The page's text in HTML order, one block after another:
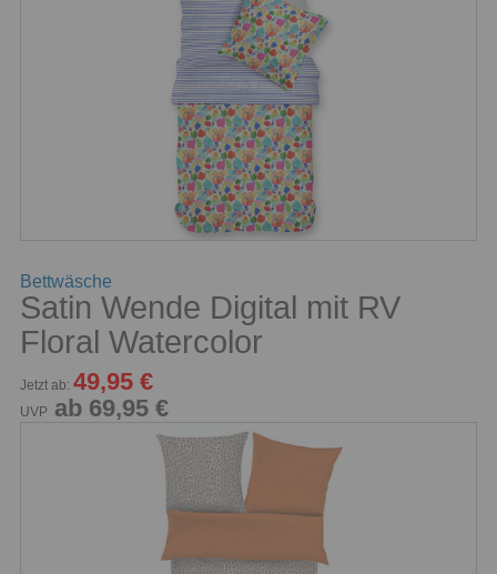
Bettwäsche
Satin Wende Digital mit RV
Floral Watercolor
Jetzt ab: 49,95 €
UVP ab 69,95 €